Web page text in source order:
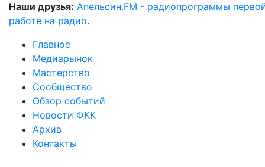
Наши друзья: Апельсин.FM - радиопрограммы
работе на радио.
Главное
Медиарынок
Мастерство
Сообщество
Обзор событий
Новости ФКК
Архив
Контакты